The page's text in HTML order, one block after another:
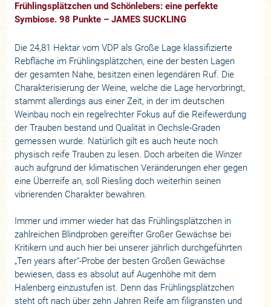
Frühlingsplätzchen und Schönlebers: eine perfekte
Symbiose. 98 Punkte – JAMES SUCKLING
Die 24,81 Hektar vom VDP als Große Lage klassifizierte
Rebfläche im Frühlingsplätzchen, eine der besten Lagen
der gesamten Nahe, besitzen einen legendären Ruf. Die
Charakterisierung der Weine, welche die Lage hervorbringt,
stammt allerdings aus einer Zeit, in der im deutschen
Weinbau noch ein regelrechter Fokus auf die Reifewerdung
der Trauben bestand und Qualität in Oechsle-Graden
gemessen wurde. Natürlich gilt es auch heute noch
physisch reife Trauben zu lesen. Doch arbeiten die Winzer
auch aufgrund der klimatischen Veränderungen eher gegen
eine Überreife an, soll Riesling doch weiterhin seinen
vibrierenden Charakter bewahren.
Immer und immer wieder hat das Frühlingsplätzchen in
zahlreichen Blindproben gereifter Großer Gewächse bei
Kritikern und auch hier bei unserer jährlich durchgeführten
„Ten years after“-Probe der besten Großen Gewächse
bewiesen, dass es absolut auf Augenhöhe mit dem
Halenberg einzustufen ist. Denn das Frühlingsplätzchen
steht oft nach über zehn Jahren Reife am filigransten und